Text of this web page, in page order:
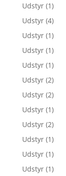
Udstyr (1)
Udstyr (4)
Udstyr (1)
Udstyr (1)
Udstyr (1)
Udstyr (2)
Udstyr (2)
Udstyr (1)
Udstyr (2)
Udstyr (1)
Udstyr (1)
Udstyr (1)